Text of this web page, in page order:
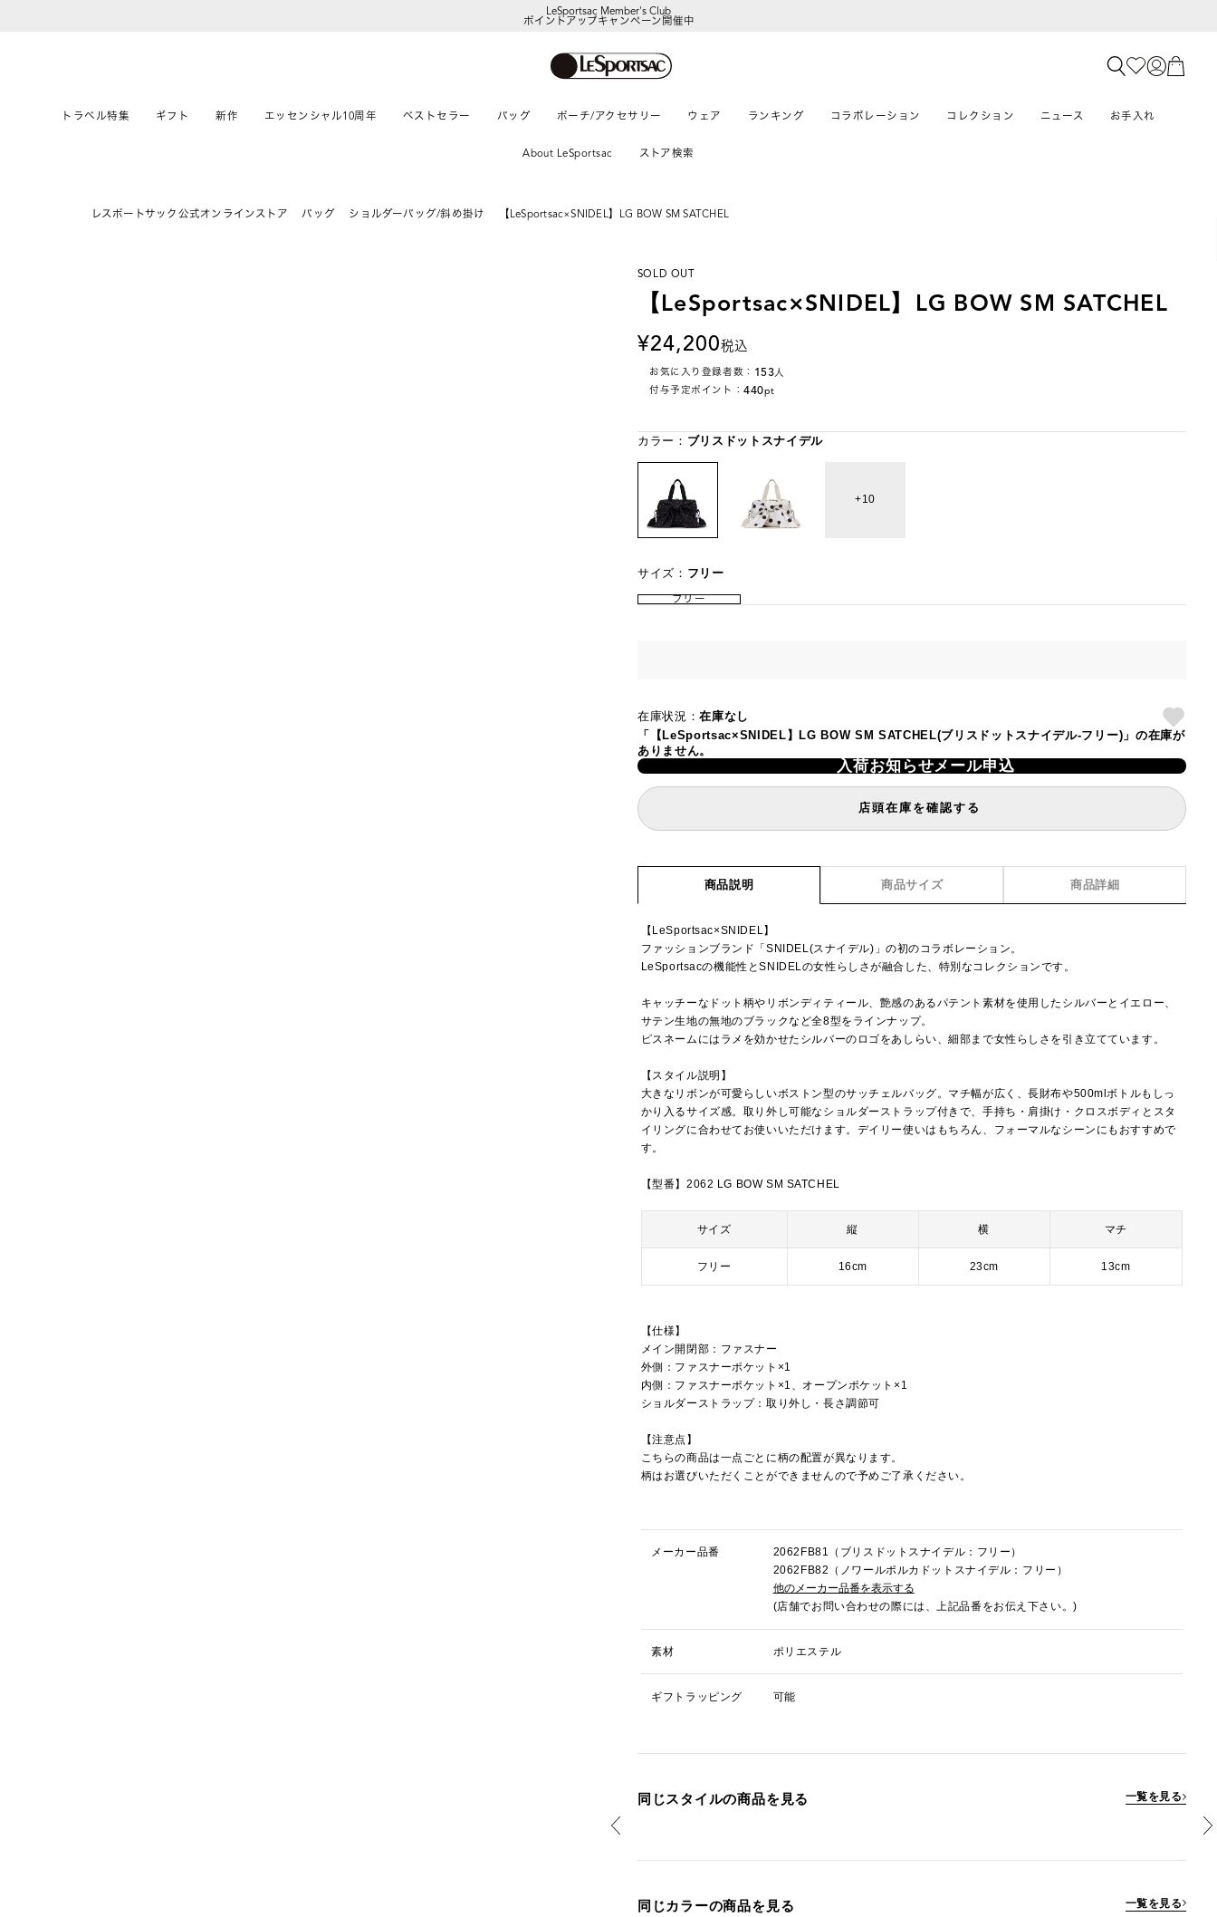
LeSportsac Member's Club
ポイントアップキャンペーン開催中
トラベル特集 ギフト 新作 エッセンシャル10周年 ベストセラー バッグ ポーチ/アクセサリー ウェア ランキング コラボレーション コレクション ニュース お手入れ
About LeSportsac ストア検索
レスポートサック公式オンラインストア バッグ ショルダーバッグ/斜め掛け 【LeSportsac×SNIDEL】LG BOW SM SATCHEL
SOLD OUT
【LeSportsac×SNIDEL】LG BOW SM SATCHEL
24,200税込
お気に入り登録者数： 153人
付与予定ポイント：440pt
カラー： ブリスドットスナイデル
10
サイズ： フリー
フリー
在庫状況：在庫なし
「【LeSportsac×SNIDEL】LG BOW SM SATCHEL(ブリスドットスナイデル-フリー)」の在庫が
ありません。
入荷お知らせメール申込
店頭在庫を確認する
商品説明 商品サイズ 商品詳細
【LeSportsac×SNIDEL】
ファッションブランド「SNIDEL(スナイデル)」の初のコラボレーション。
LeSportsacの機能性とSNIDELの女性らしさが融合した、特別なコレクションです。
キャッチーなドット柄やリボンディティール、艶感のあるパテント素材を使用したシルバーとイエロー、
サテン生地の無地のブラックなど全8型をラインナップ。
ピスネームにはラメを効かせたシルバーのロゴをあしらい、細部まで女性らしさを引き立てています。
【スタイル説明】
大きなリボンが可愛らしいボストン型のサッチェルバッグ。マチ幅が広く、長財布や500mlボトルもしっ
かり入るサイズ感。取り外し可能なショルダーストラップ付きで、手持ち・肩掛け・クロスボディとスタ
イリングに合わせてお使いいただけます。デイリー使いはもちろん、フォーマルなシーンにもおすすめで
す。
【型番】2062 LG BOW SM SATCHEL
サイズ 縦 横 マチ
フリー 16cm 23cm 13cm
【仕様】
メイン開閉部：ファスナー
外側：ファスナーポケット×1
内側：ファスナーポケット×1、オープンポケット×1
ショルダーストラップ：取り外し・長さ調節可
【注意点】
こちらの商品は一点ごとに柄の配置が異なります。
柄はお選びいただくことができませんので予めご了承ください。
メーカー品番
2062FB81（ブリスドットスナイデル：フリー）
2062FB82（ノワールポルカドットスナイデル：フリー）
他のメーカー品番を表示する
(店舗でお問い合わせの際には、上記品番をお伝え下さい。)
素材 ポリエステル
ギフトラッピング 可能
同じスタイルの商品を見る 一覧を見る
同じカラーの商品を見る 一覧を見る